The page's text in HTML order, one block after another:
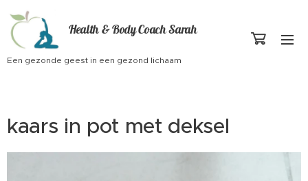
Health & Body Coach Sarah
Een gezonde geest in een gezond lichaam
kaars in pot met deksel